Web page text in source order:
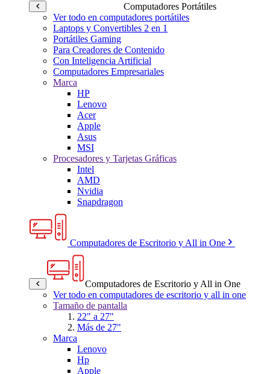
Computadores Portátiles
Ver todo en computadores portátiles
Laptops y Convertibles 2 en 1
Portátiles Gaming
Para Creadores de Contenido
Con Inteligencia Artificial
Computadores Empresariales
Marca
HP
Lenovo
Acer
Apple
Asus
MSI
Procesadores y Tarjetas Gráficas
Intel
AMD
Nvidia
Snapdragon
Computadores de Escritorio y All in One
Computadores de Escritorio y All in One
Ver todo en computadores de escritorio y all in one
Tamaño de pantalla
22" a 27"
Más de 27"
Marca
Lenovo
Hp
Apple